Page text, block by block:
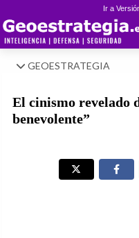
Ir a
GEOESTRATEGIA
El cinismo revelado
benevolente”